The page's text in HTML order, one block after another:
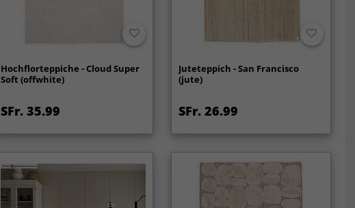
Hochflorteppiche - Cloud Super
Soft (offwhite)
SFr. 35.99
Juteteppich - San Francisco
(jute)
SFr. 26.99